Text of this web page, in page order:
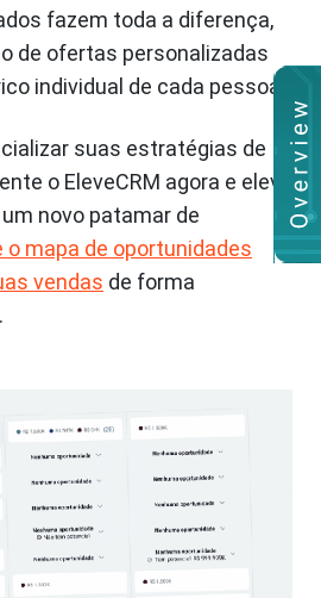
fazem toda a diferença,
de ofertas personalizadas
individual de cada pessoa.
suas estratégias de
o EleveCRM agora e eleve
novo patamar de
o mapa de oportunidades
vendas de forma